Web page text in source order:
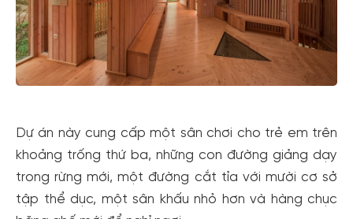
Dự án này cung cấp một sân chơi cho trẻ em trên
khoảng trống thứ ba, những con đường giảng dạy
trong rừng mới, một đường cắt tỉa với mười cơ sở
tập thể dục, một sân khấu nhỏ hơn và hàng chục